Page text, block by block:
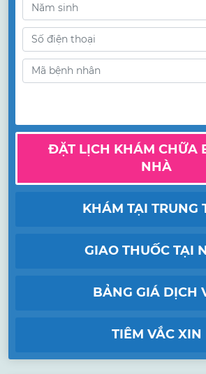
ĐẶT LỊCH KHÁM CHỮA
NHÀ
KHÁM TẠI TRUNG
GIAO THUỐC TẠI
BẢNG GIÁ DỊCH
TIÊM VẮC XIN